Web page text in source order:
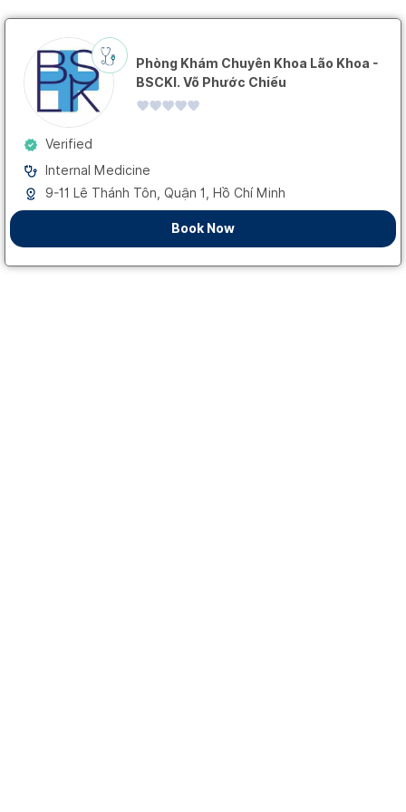
Phòng Khám Chuyên Khoa Lão Khoa -
BSCKI. Võ Phước Chiểu
Verified
Internal Medicine
9-11 Lê Thánh Tôn, Quận 1, Hồ Chí Minh
Book Now